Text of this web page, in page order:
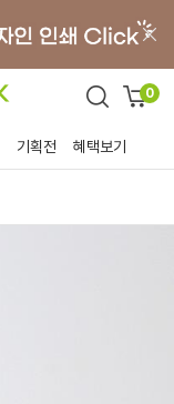
0
기획전 혜택보기